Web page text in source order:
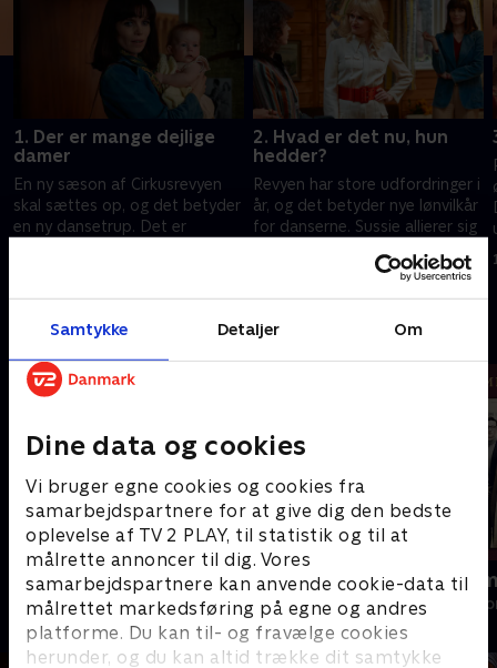
Samtykke Detaljer Om
Dine data og cookies
Vi bruger egne cookies og cookies fra
samarbejdspartnere for at give dig den bedste
oplevelse af TV 2 PLAY, til statistik og til at
målrette annoncer til dig. Vores
samarbejdspartnere kan anvende cookie-data til
målrettet markedsføring på egne og andres
platforme. Du kan til- og fravælge cookies
herunder, og du kan altid trække dit samtykke
1. Der er mange dejlige
damer
En ny sæson af Cirkusrevyen
skal sættes op, og det betyder
en ny dansetrup. Det er
2. Hvad er det nu, hun
hedder?
Revyen har store udfordringer i
år, og det betyder nye lønvilkår
for danserne. Sussie allierer sig
tager de sagen i egen hånd
12. februar 2023 • 44 min
Andre så også
Løgnen
Drama • 1 sæsoner
Familier
Drama • 1